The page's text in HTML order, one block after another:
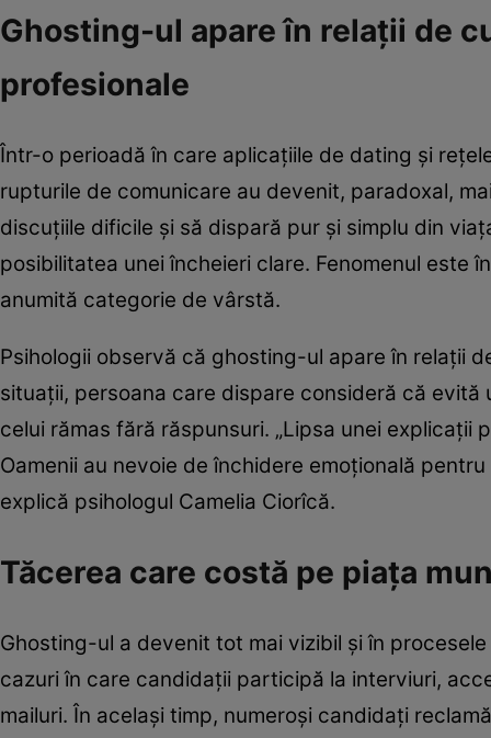
Ghosting-ul apare în relații de
profesionale
Într-o perioadă în care aplicațiile de dating și
rupturile de comunicare au devenit, paradoxal,
discuțiile dificile și să dispară pur și simplu din
posibilitatea unei încheieri clare. Fenomenul este
anumită categorie de vârstă.
Psihologii observă că ghosting-ul apare în relații
situații, persoana care dispare consideră că
celui rămas fără răspunsuri. „Lipsa unei
Oamenii au nevoie de închidere emoțională
explică psihologul Camelia Ciorîcă.
Tăcerea care costă pe piața
Ghosting-ul a devenit tot mai vizibil și în
cazuri în care candidații participă la interviuri,
mailuri. În același timp, numeroși candidați